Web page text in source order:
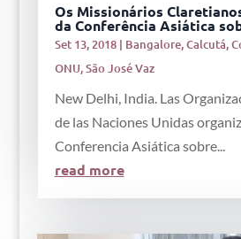
Os Missionários
da Conferência Asiática
Set 13, 2018| Bangalore,Calcutá,
ONU,São José Vaz
New Delhi, India. Las
de las Naciones Unidas
Conferencia Asiática sobre...
read more